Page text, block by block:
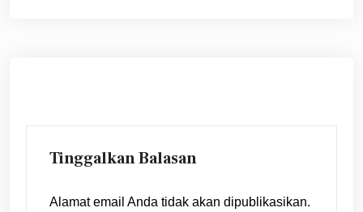
Tinggalkan Balasan
Alamat email Anda tidak akan dipublikasikan.